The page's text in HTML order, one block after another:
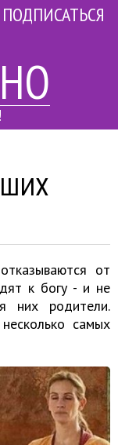
ПОДПИСАТЬСЯ
от
к богу - и не
них родители.
самых